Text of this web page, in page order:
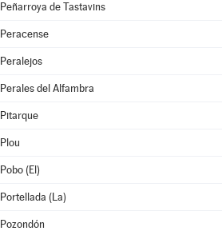
Peñarroya de Tastavins
Peracense
Peralejos
Perales del Alfambra
Pitarque
Plou
Pobo (El)
Portellada (La)
Pozondón